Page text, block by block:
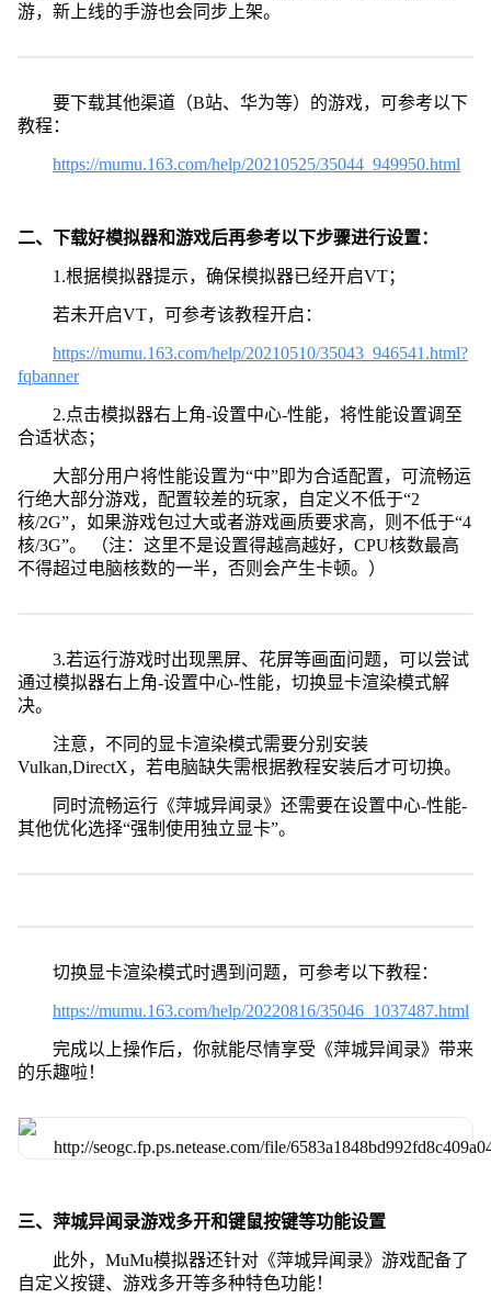
游，新上线的手游也会同步上架。
要下载其他渠道（B站、华为等）的游戏，可参考以下
教程：
https://mumu.163.com/help/20210525/35044_949950.html
二、下载好模拟器和游戏后再参考以下步骤进行设置：
1.根据模拟器提示，确保模拟器已经开启VT；
若未开启VT，可参考该教程开启：
https://mumu.163.com/help/20210510/35043_946541.html?
fqbanner
2.点击模拟器右上角-设置中心-性能，将性能设置调至
合适状态；
大部分用户将性能设置为“中”即为合适配置，可流畅运
行绝大部分游戏，配置较差的玩家，自定义不低于“2
核/2G”，如果游戏包过大或者游戏画质要求高，则不低于“4
核/3G”。 （注：这里不是设置得越高越好，CPU核数最高
不得超过电脑核数的一半，否则会产生卡顿。）
3.若运行游戏时出现黑屏、花屏等画面问题，可以尝试
通过模拟器右上角-设置中心-性能，切换显卡渲染模式解
决。
注意，不同的显卡渲染模式需要分别安装
Vulkan,DirectX，若电脑缺失需根据教程安装后才可切换。
同时流畅运行《萍城异闻录》还需要在设置中心-性能-
其他优化选择“强制使用独立显卡”。
切换显卡渲染模式时遇到问题，可参考以下教程：
https://mumu.163.com/help/20220816/35046_1037487.html
完成以上操作后，你就能尽情享受《萍城异闻录》带来
的乐趣啦！
三、萍城异闻录游戏多开和键鼠按键等功能设置
此外，MuMu模拟器还针对《萍城异闻录》游戏配备了
自定义按键、游戏多开等多种特色功能！